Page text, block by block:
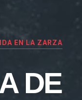
EN LA ZARZA
DE